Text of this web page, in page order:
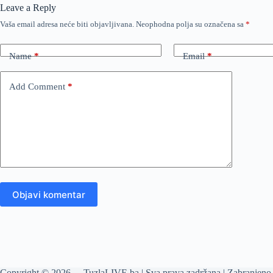
Leave a Reply
Vaša email adresa neće biti objavljivana. Neophodna polja su označena sa *
Name* Email*
Add Comment *
Objavi komentar